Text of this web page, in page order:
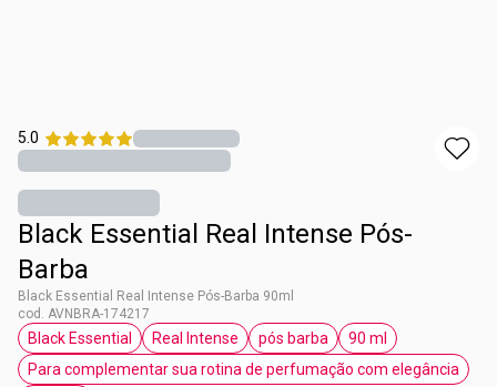
5.0
Black Essential Real Intense Pós-
Barba
Black Essential Real Intense Pós-Barba 90ml
cod. AVNBRA-174217
etiqueta Black Essential
Black Essential
etiqueta Real Intense
Real Intense
etiqueta pós barba
pós barba
etiqueta 90 ml
90 ml
etiqueta Para complementar sua
Para complementar sua rotina de perfumação com elegância